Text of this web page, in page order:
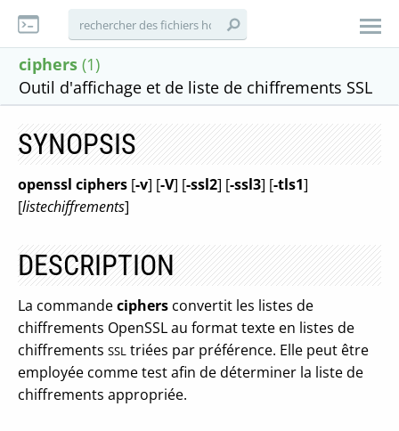
ciphers (1)
Outil d'affichage et de liste de chiffrements SSL
SYNOPSIS
openssl ciphers [-v] [-V] [-ssl2] [-ssl3] [-tls1]
[listechiffrements]
DESCRIPTION
La commandeciphers convertit les listes de
chiffrements OpenSSL au format texte en listes de
chiffrements SSL triées par préférence. Elle peut être
employée comme test afin de déterminer la liste de
chiffrements appropriée.